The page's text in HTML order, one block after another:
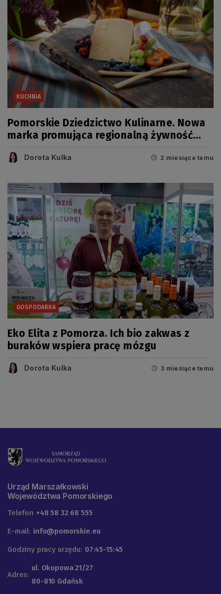
KUCHNIA
Pomorskie Dziedzictwo Kulinarne. Nowa
marka promująca regionalną żywność
Dorota Kulka 2 miesiące temu
GOSPODARKA
Eko Elita z Pomorza. Ich bio zakwas z
buraków wspiera pracę mózgu
Dorota Kulka 3 miesiące temu
Urząd Marszałkowski
Województwa Pomorskiego
Telefon +48 58 32 68 555
E-mail: info@pomorskie.eu
Godziny pracy urzędu: 07:45-15:45
Adres:
ul. Okopowa 21/27
80-810 Gdańsk